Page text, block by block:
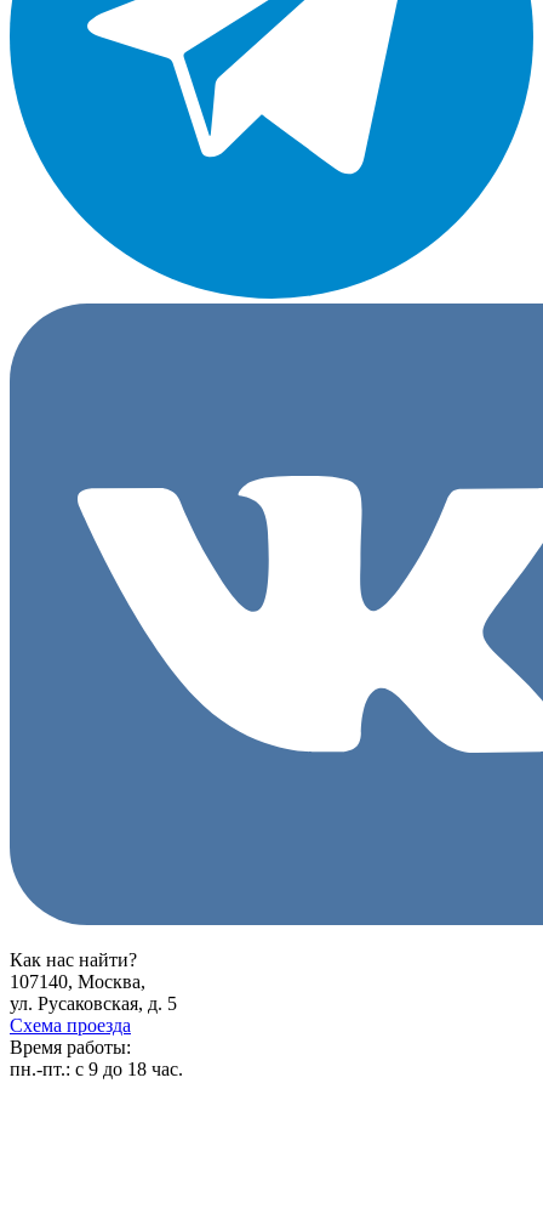
Как нас найти?
107140, Москва,
ул. Русаковская, д. 5
Схема проезда
Время работы:
пн.-пт.: с 9 до 18 час.